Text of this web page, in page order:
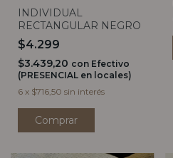
INDIVIDUAL
RECTANGULAR NEGRO
$4.299
$3.439,20 con Efectivo
(PRESENCIAL en locales)
6 x $716,50 sin interés